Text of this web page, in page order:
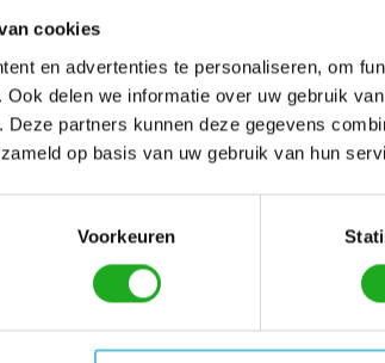
cookies
en advertenties te personaliseren, om
delen we informatie over uw gebruik
Deze partners kunnen deze gegevens
op basis van uw gebruik van hun
Voorkeuren
de kabel van uw robot niet aan de
Dit vind je misschien